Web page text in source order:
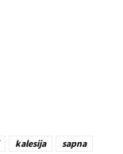
kalesija
sapna